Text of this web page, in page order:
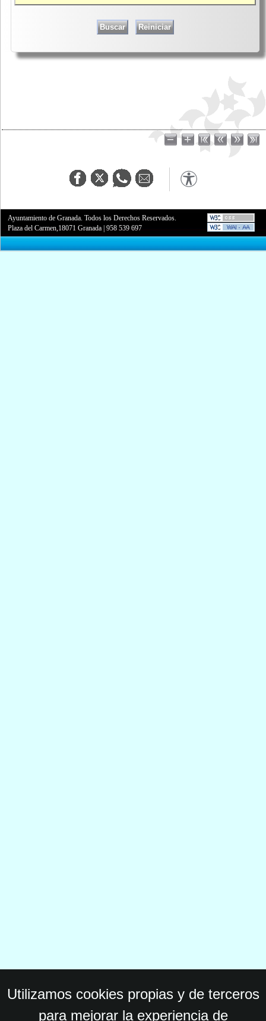
Ayuntamiento de Granada. Todos los Derechos Reservados.
Plaza del Carmen,18071 Granada |958 539 697
Utilizamos cookies propias y de terceros
para mejorar la experiencia de